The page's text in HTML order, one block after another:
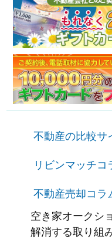
不動産の比較サ
リビンマッチコ
不動産売却コラ
空き家オークシ
解消する取り組